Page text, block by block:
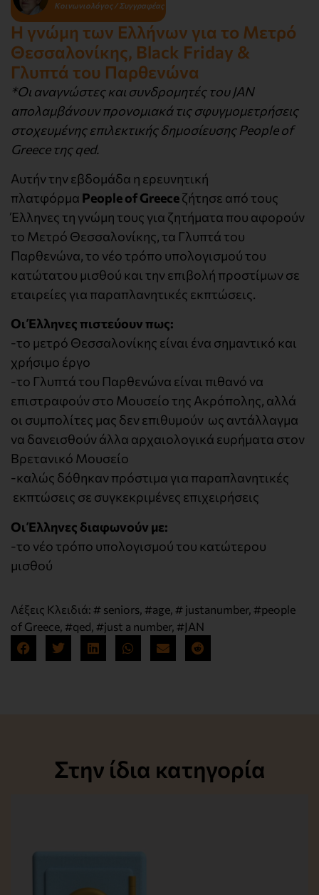
Κοινωνιολόγος / Συγγραφέας
Η γνώμη των Ελλήνων για το Μετρό
Θεσσαλονίκης, Black Friday &
Γλυπτά του Παρθενώνα
*Οι αναγνώστες και συνδρομητές του JAN
απολαμβάνουν προνομιακά τις σφυγμομετρήσεις
στοχευμένης επιλεκτικής δημοσίευσης People of
Greece της qed.
Αυτήν την εβδομάδα η ερευνητική
πλατφόρμα People of Greeceζήτησε από τους
Έλληνες τη γνώμη τους για ζητήματα που αφορούν
το Μετρό Θεσσαλονίκης, τα Γλυπτά του
Παρθενώνα, το νέο τρόπο υπολογισμού του
κατώτατου μισθού και την επιβολή προστίμων σε
εταιρείες για παραπλανητικές εκπτώσεις.
Οι Έλληνες πιστεύουν πως:
-το μετρό Θεσσαλονίκης είναι ένα σημαντικό και
χρήσιμο έργο
-το Γλυπτά του Παρθενώνα είναι πιθανό να
επιστραφούν στο Μουσείο της Ακρόπολης, αλλά
οι συμπολίτες μας δεν επιθυμούν ως αντάλλαγμα
να δανεισθούν άλλα αρχαιολογικά ευρήματα στον
Βρετανικό Μουσείο
-καλώς δόθηκαν πρόστιμα για παραπλανητικές
εκπτώσεις σε συγκεκριμένες επιχειρήσεις
Οι Έλληνες διαφωνούν με:
-το νέο τρόπο υπολογισμού του κατώτερου
μισθού
Λέξεις Κλειδιά: # seniors, #age, # justanumber, #people
of Greece, #qed, #just a number, #JAN
Στην ίδια κατηγορία